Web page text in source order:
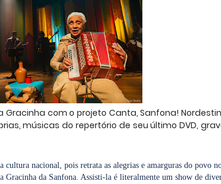
Gracinha com o projeto Canta, Sanfona!
músicas do repertório de seu último DVD,
cultura nacional, pois retrata as alegrias e amarguras do povo
Gracinha da Sanfona. Assisti-la é literalmente um show de